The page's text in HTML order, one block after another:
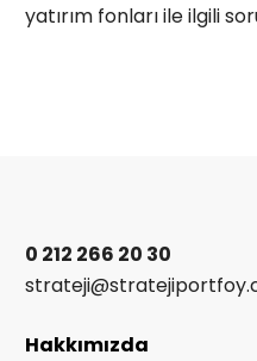
yatırım fonları ile ilgili
0 212 266 20 30
Hakkımızda